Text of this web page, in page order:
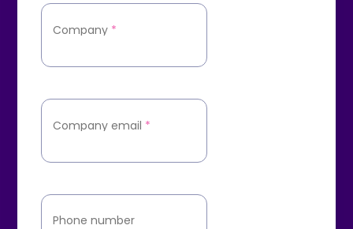
Company *
Company email *
Phone number